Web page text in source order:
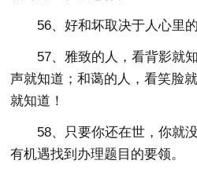
56、好和坏取决于人心里
57、雅致的人，看背影就
声就知道；和蔼的人，看笑脸
就知道！
58、只要你还在世，你就
有机遇找到办理题目的要领。